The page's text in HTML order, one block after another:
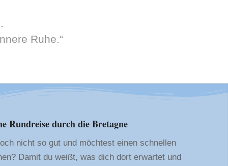
Ruhe.“
Rundreise durch die Bretagne
nicht so gut und möchtest einen schnellen
Damit du weißt, was dich dort erwartet und